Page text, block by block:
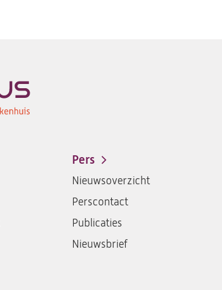
Pers
Nieuwsoverzicht
Perscontact
Publicaties
Nieuwsbrief